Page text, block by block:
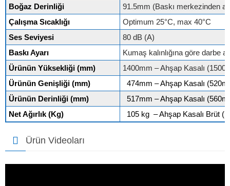
Boğaz Derinliği
91.5mm (Baskı merkezinden
Çalışma Sıcaklığı
Optimum 25°C, max 40°C
Ses Seviyesi
80 dB (A)
Baskı Ayarı
Kumaş kalınlığına göre darbe
Ürünün Yüksekliği (mm)
1400mm – Ahşap Kasalı
Ürünün Genişliği (mm)
474mm – Ahşap Kasalı
Ürünün Derinliği (mm)
517mm – Ahşap Kasalı
Net Ağırlık (Kg)
105 kg – Ahşap Kasalı Brüt
Ürün Videoları